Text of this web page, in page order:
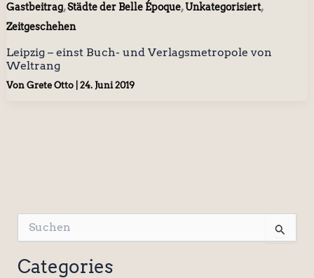
Gastbeitrag,Städte der Belle Époque,Unkategorisiert,
Zeitgeschehen
Leipzig – einst Buch- und Verlagsmetropole von
Weltrang
Von Grete Otto 24. Juni 2019
u
c
h
Categories